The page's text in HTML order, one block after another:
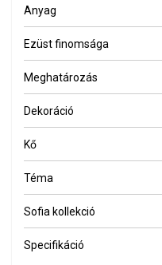
Anyag
Ezüst finomsága
Meghatározás
Dekoráció
Kő
Téma
Sofia kollekció
Specifikáció